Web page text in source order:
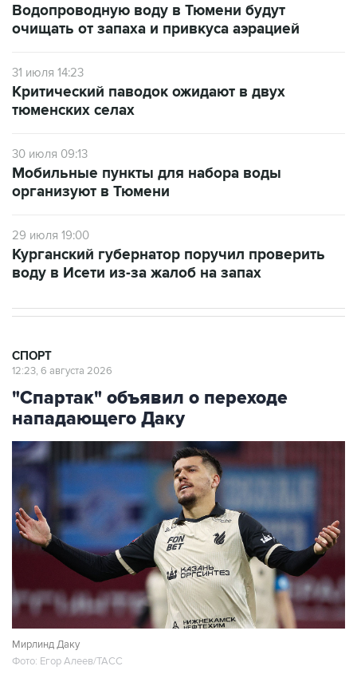
Водопроводную воду в Тюмени будут
очищать от запаха и привкуса аэрацией
31 июля 14:23
Критический паводок ожидают в двух
тюменских селах
30 июля 09:13
Мобильные пункты для набора воды
организуют в Тюмени
29 июля 19:00
Курганский губернатор поручил проверить
воду в Исети из-за жалоб на запах
СПОРТ
12:23, 6 августа 2026
"Спартак" объявил о переходе
нападающего Даку
Мирлинд Даку
Фото: Егор Алеев/ТАСС